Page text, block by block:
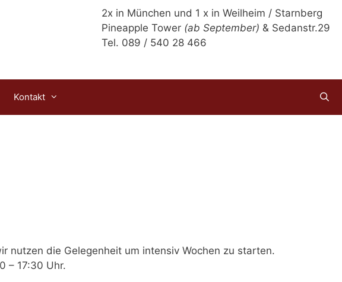
2x in München und 1 x in Weilheim / Starnberg
Pineapple Tower (ab September) & Sedanstr.29
Tel. 089 / 540 28 466
Kontakt
nutzen die Gelegenheit um intensiv Wochen zu starten.
– 17:30 Uhr.